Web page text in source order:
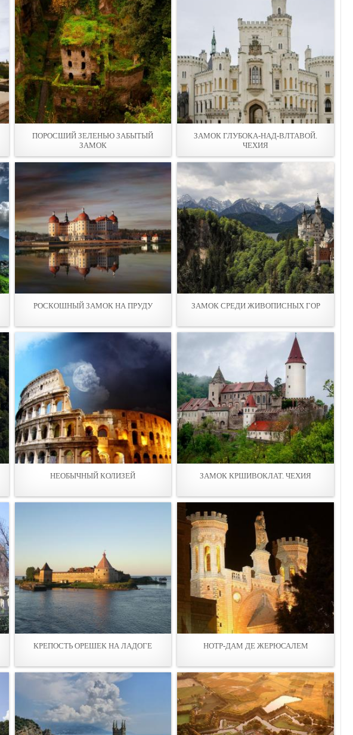
ПОРОСШИЙ ЗЕЛЕНЬЮ ЗАБЫТЫЙ
ЗАМОК
ЗАМОК ГЛУБОКА-НАД-ВЛТАВОЙ.
ЧЕХИЯ
РОСКОШНЫЙ ЗАМОК НА ПРУДУ ЗАМОК СРЕДИ ЖИВОПИСНЫХ ГОР
НЕОБЫЧНЫЙ КОЛИЗЕЙ ЗАМОК КРШИВОКЛАТ. ЧЕХИЯ
КРЕПОСТЬ ОРЕШЕК НА ЛАДОГЕ НОТР-ДАМ ДЕ ЖЕРЮСАЛЕМ